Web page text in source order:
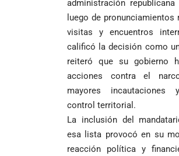
administración republicana
luego de pronunciamientos
visitas y encuentros
calificó la decisión como
reiteró que su gobierno
acciones contra el
mayores incautaciones
control territorial.
La inclusión del
esa lista provocó en su
reacción política y
a
de
Sonsón-Rionegro
rechaza fotos
tomadas en
templo de Guarne y
ordena acto de
desagravio
Falleció el padre
Abelardo de la
Espriella es
elegido
presidente de
una histórica y
reñida
Japón
un
Países
duelo
camino que no
abandonarse
LA POLICRISIS
COMO HERENCIA
Cardenal Rueda
pide desarmar el
corazón para
construir juntos
reconciliada